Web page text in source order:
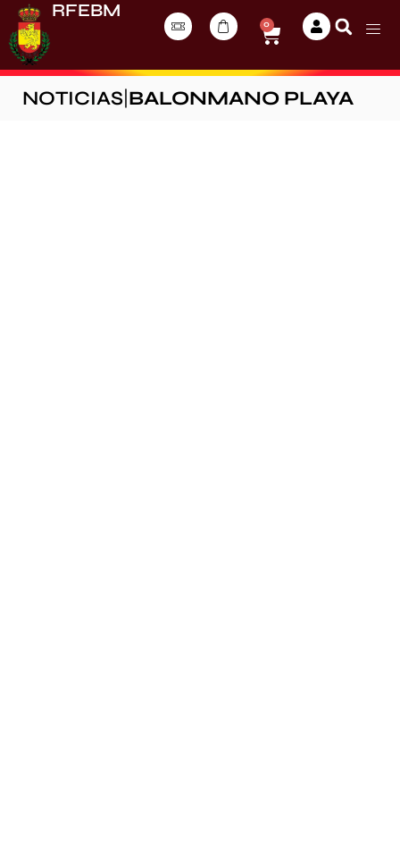
RFEBM
0
NOTICIAS BALONMANO PLAYA